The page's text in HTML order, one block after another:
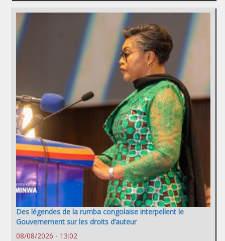
Des légendes de la rumba congolaise interpellent le
Gouvernement sur les droits d’auteur
08/08/2026 - 13:02